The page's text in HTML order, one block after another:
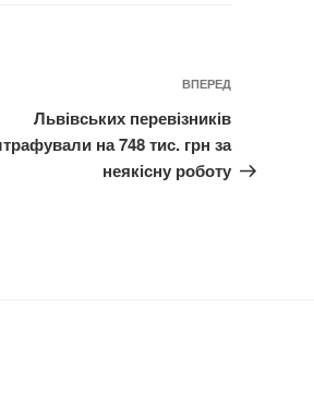
Наступний
запис
ВПЕРЕД
Львівських перевізників
на 748 тис. грн за
неякісну роботу